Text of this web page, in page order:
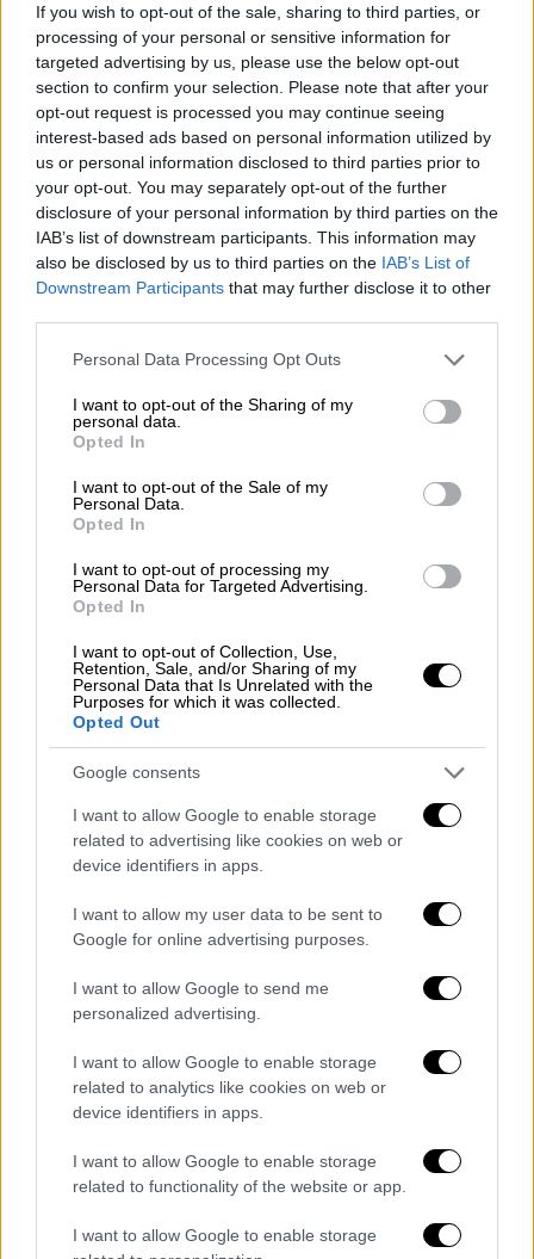
If you wish to opt-out of the sale, sharing to third parties, or
processing of your personal or sensitive information for
targeted advertising by us, please use the below opt-out
section to confirm your selection. Please note that after your
opt-out request is processed you may continue seeing
interest-based ads based on personal information utilized by
us or personal information disclosed to third parties prior to
your opt-out. You may separately opt-out of the further
disclosure of your personal information by third parties on the
IAB’s list of downstream participants. This information may
also be disclosed by us to third parties on the IAB’s List of
Downstream Participants that may further disclose it to other
Please note that this website/app uses one or more Google
not limited to your visit or usage behaviour. You may click to
grant or deny consent to Google and its third-party tags to
use your data for below specified purposes in below Google
consent section.
Personal Data Processing Opt Outs
I want to opt-out of the Sharing of my
personal data.
Opted In
I want to opt-out of the Sale of my
Personal Data.
Opted In
I want to opt-out of processing my
Personal Data for Targeted Advertising.
Opted In
I want to opt-out of Collection, Use,
Retention, Sale, and/or Sharing of my
Personal Data that Is Unrelated with the
Purposes for which it was collected.
Opted Out
Google consents
I want to allow Google to enable storage
related to advertising like cookies on web or
device identifiers in apps.
I want to allow my user data to be sent to
Google for online advertising purposes.
I want to allow Google to send me
personalized advertising.
I want to allow Google to enable storage
related to analytics like cookies on web or
device identifiers in apps.
I want to allow Google to enable storage
related to functionality of the website or app.
I want to allow Google to enable storage
Συγκεκριμένα, έπειτα από αστυνομικό
έλεγχο στη μηχανή στην οποία επέβαινε, ο
τράπερ, βρέθηκε έναμαχαίρι μήκους περίπου
20 εκατοστών, γεγονός που οδήγησε στην
προσαγωγή του.
ΔΙΑΒΑΣΤΕ ΕΠΙΣΗΣ
Ελλάδα|19.03.2026 15:51
Τραγικό παιχνίδι της μοίρας: O
21χρονος που σκοτώθηκε στη
Φθιώτιδα είχε χάσει σε τροχαίο τον
παππού του
Το δικαστήριο έκρινε ότι δεν
στοιχειοθετείται σε βάρος του καλλιτέχνη
το αδίκημα της οπλοφορίας,
απαλλάσσοντάς
τον από κάθε κατηγορία.
Τι υποστήριξε ο τράπερ
Κατά την απολογία του, ο οδηγός
πλήρως την ευθύνη,
μαχαίρι βρισκόταν στην κατοχή του λόγω
Οπως ανέφερε, είχε προηγουμένως
βοηθήσει την αδερφή του να ετοιμάσει
που χρησιμοποιούσε για το άνοιγμά τους.
«Κατέβηκα για τσιγάρα και το είχα πάνω μου
χωρίς να το σκεφτώ. Όταν είδα τους
αστυνομικούς, πανικοβλήθηκα και το
πέταξα», δήλωσε ενώπιον του δικαστηρίου.
Από την πλευρά του, ο τράπερ υποστήριξε
ότι δεν είχε καμία γνώση για την ύπαρξη του
μαχαιριού, επισημαίνοντας ότι απλώς
συνόδευε τον φίλο του μετά από επίσκεψη
για μετακόμιση. «Πήγα να βοηθήσω και στη